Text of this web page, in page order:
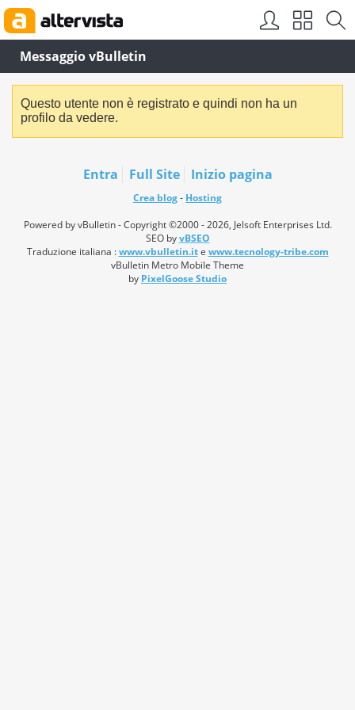
Messaggio vBulletin
Questo utente non è registrato e quindi non ha un
profilo da vedere.
Entra Full Site Inizio pagina
Crea blog- Hosting
Powered by vBulletin - Copyright ©2000 - 2026, Jelsoft Enterprises Ltd.
SEO byvBSEO
Traduzione italiana :www.vbulletin.ite www.tecnology-tribe.com
vBulletin Metro Mobile Theme
by PixelGoose Studio